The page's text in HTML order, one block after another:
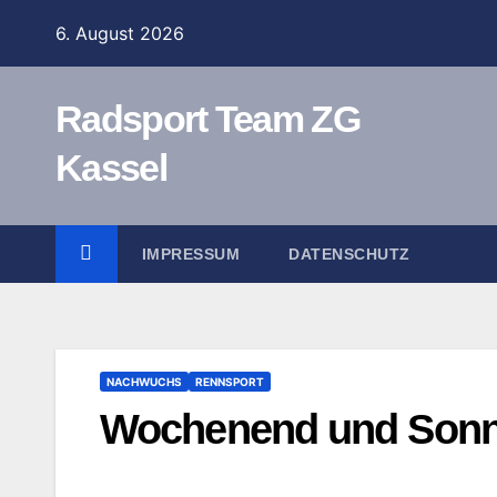
6. August 2026
Radsport Team ZG
Kassel
IMPRESSUM DATENSCHUTZ
NACHWUCHS RENNSPORT
Wochenend und